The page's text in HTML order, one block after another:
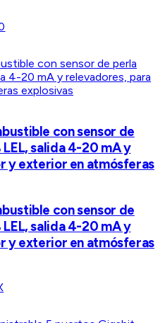
con sensor de
salida 4-20 mA y
y exterior en atmósferas
con sensor de
salida 4-20 mA y
y exterior en atmósferas